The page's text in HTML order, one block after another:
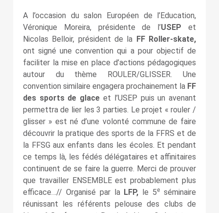
A l’occasion du salon Européen de l’Education,
Véronique Moreira, présidente de l’USEP et
Nicolas Belloir, président de la FF Roller-skate,
ont signé une convention qui a pour objectif de
faciliter la mise en place d’actions pédagogiques
autour du thème ROULER/GLISSER. Une
convention similaire engagera prochainement la FF
des sports de glace et l’USEP puis un avenant
permettra de lier les 3 parties. Le projet « rouler /
glisser » est né d’une volonté commune de faire
découvrir la pratique des sports de la FFRS et de
la FFSG aux enfants dans les écoles. Et pendant
ce temps là, les fédés délégataires et affinitaires
continuent de se faire la guerre. Merci de prouver
que travailler ENSEMBLE est probablement plus
efficace…// Organisé par la LFP, le 5e séminaire
réunissant les référents pelouse des clubs de